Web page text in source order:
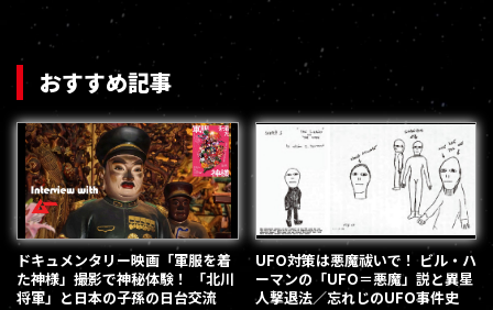
おすすめ記事
ドキュメンタリー映画「軍服を着
た神様」撮影で神秘体験！ 「北川
将軍」と日本の子孫の日台交流
UFO対策は悪魔祓いで！ ビル・ハ
ーマンの「UFO＝悪魔」説と異星
人撃退法／忘れじのUFO事件史